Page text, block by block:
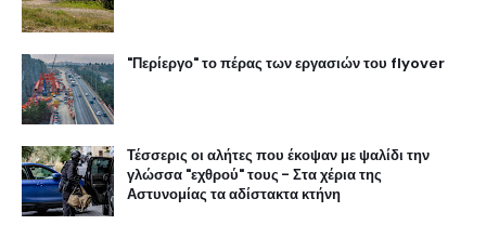
"Περίεργο" το πέρας των εργασιών του flyover
Τέσσερις οι αλήτες που έκοψαν με ψαλίδι την
γλώσσα "εχθρού" τους - Στα χέρια της
Αστυνομίας τα αδίστακτα κτήνη